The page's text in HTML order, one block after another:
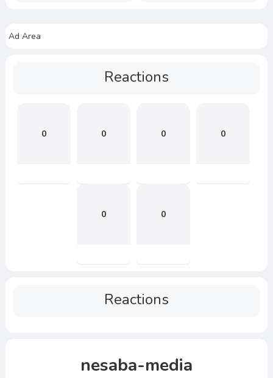
Ad Area
Reactions
0 0 0 0
0 0
Reactions
nesaba-media